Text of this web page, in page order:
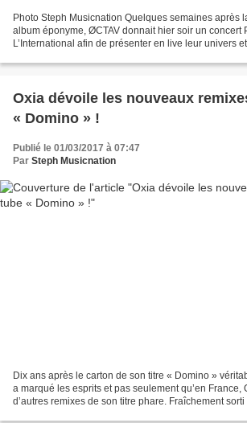
Photo Steph Musicnation Quelques semaines après
album éponyme, ØCTAV donnait hier soir un concert
L’International afin de présenter en live leur univers
Oxia dévoile les nouveaux
« Domino » !
Publié le 01/03/2017 à 07:47
Par Steph Musicnation
Dix ans après le carton de son titre « Domino »
a marqué les esprits et pas seulement qu’en France,
d’autres remixes de son titre phare. Fraîchement